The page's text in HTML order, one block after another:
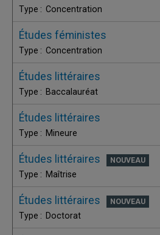
Concentration
Études féministes
Concentration
Études littéraires
Baccalauréat
Études littéraires
Mineure
Études littéraires
Maîtrise
Études littéraires
Doctorat